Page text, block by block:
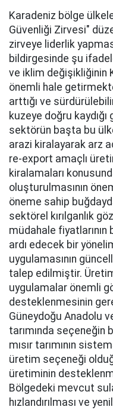
Karadeniz bölge
Güvenliği Zirvesi"
zirveye liderlik
bildirgesinde şu
ve iklim değişikliğinin
önemli hale
arttığı ve
kuzeye doğru
sektörün başta bu
arazi kiralayarak arz
re-export amaçlı
kiralamaları
oluşturulmasının
öneme sahip
sektörel kırılganlık
müdahale
ardı edecek bir
uygulamasının
talep edilmiştir.
uygulamalar önemli
desteklenmesinin
Güneydoğu Anadolu
tarımında seçeneğin
mısır tarımının
üretim seçeneği
üretiminin
Bölgedeki mevcut
hızlandırılması ve